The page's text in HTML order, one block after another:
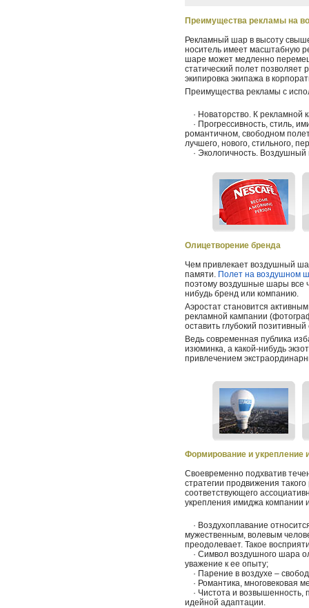
Преимущества рекламы на
Рекламный шар в высоту
носитель имеет масштабную
шаре может медленно
статический полет
экипировка экипажа в
Преимущества рекламы с
· Новаторство. К рекламной
· Прогрессивность, стиль,
романтичном, свободном
лучшего, нового, стильного,
· Экологичность. Воздушный
Олицетворение бренда
Чем привлекает воздушный
памяти. Полет на воздушном
поэтому воздушные шары все
нибудь бренд или компанию.
Аэростат становится
рекламной кампании
оставить глубокий
Ведь современная публика
изюминка, а какой-нибудь
привлечением
Формирование и укрепление
Своевременно подхватив
стратегии продвижения
соответствующего
укрепления имиджа компании
· Воздухоплавание
мужественным, волевым
преодолевает. Такое
· Символ воздушного шара
уважение к ее опыту;
· Парение в воздухе –
· Романтика, многовековая
· Чистота и возвышенность,
идейной адаптации.